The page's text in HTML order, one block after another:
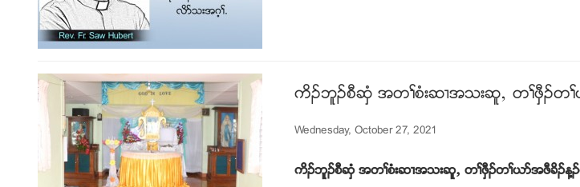
ကိဥဘူဥစီဆွံ အတႈစံးဆ႕အသးဆူယ တႈဖီွဥတႈဎ
Wednesday, October 27, 2021
ကိဥဘူဥစီဆွံ အတႈစံးဆ႕အသးဆူယ တႈဖီွဥတႈဎဏအဖီခိဥန႔